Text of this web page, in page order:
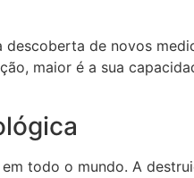
de novos
maior é a sua
todo o mundo. A